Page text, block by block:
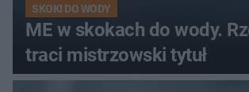
SKOKI DO WODY
ME w skokach do wody.
traci mistrzowski tytuł